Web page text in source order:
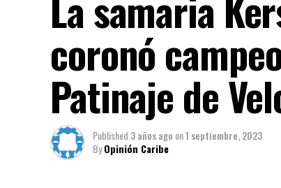
coronó
Patinaje de
Published 3 años ago on1 septiembre, 2023
ByOpinión Caribe